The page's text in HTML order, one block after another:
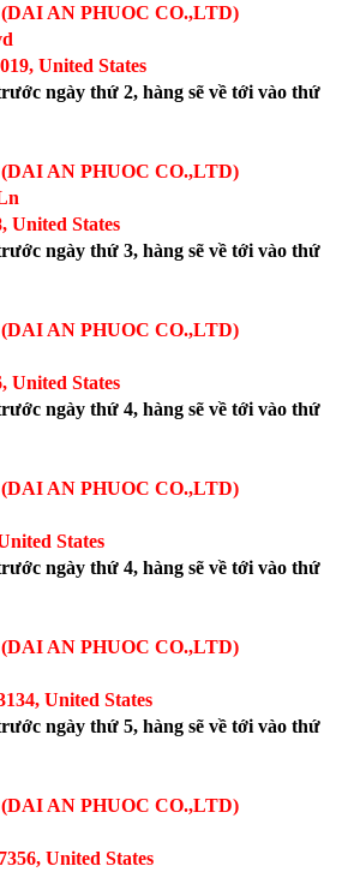
(DAI AN PHUOC CO.,LTD)
United States
ngày thứ 2, hàng sẽ về tới vào thứ
AN PHUOC CO.,LTD)
United States
ngày thứ 3, hàng sẽ về tới vào thứ
AN PHUOC CO.,LTD)
United States
ngày thứ 4, hàng sẽ về tới vào thứ
AN PHUOC CO.,LTD)
States
ngày thứ 4, hàng sẽ về tới vào thứ
AN PHUOC CO.,LTD)
United States
ngày thứ 5, hàng sẽ về tới vào thứ
AN PHUOC CO.,LTD)
United States